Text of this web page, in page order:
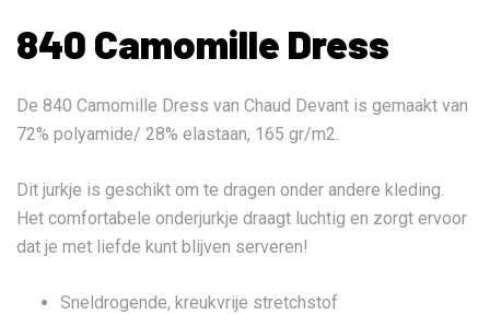
840 Camomille Dress
De 840 Camomille Dress van Chaud Devant is gemaakt van
72% polyamide/ 28% elastaan, 165 gr/m2.
Dit jurkje is geschikt om te dragen onder andere kleding.
Het comfortabele onderjurkje draagt luchtig en zorgt ervoor
dat je met liefde kunt blijven serveren!
Sneldrogende, kreukvrije stretchstof